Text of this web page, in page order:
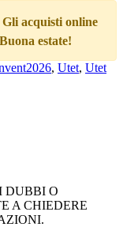
acquisti online
estate!
, Utet, Utet
DUBBI O
A CHIEDERE